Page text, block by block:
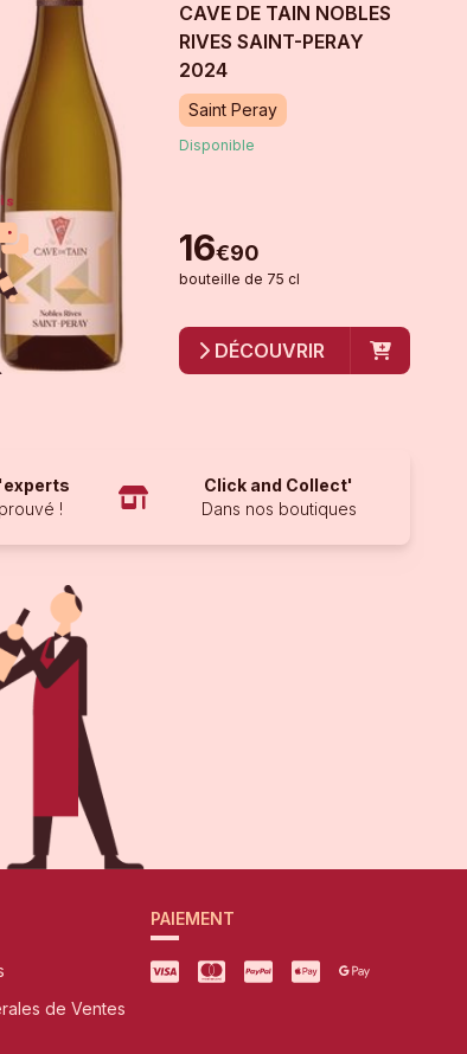
CAVE DE TAIN NOBLES
RIVES SAINT-PERAY
2024
Saint Peray
Disponible
16€90
bouteille de 75 cl
DÉCOUVRIR
!
Click and Collect'
Dans nos boutiques
de Ventes
PAIEMENT